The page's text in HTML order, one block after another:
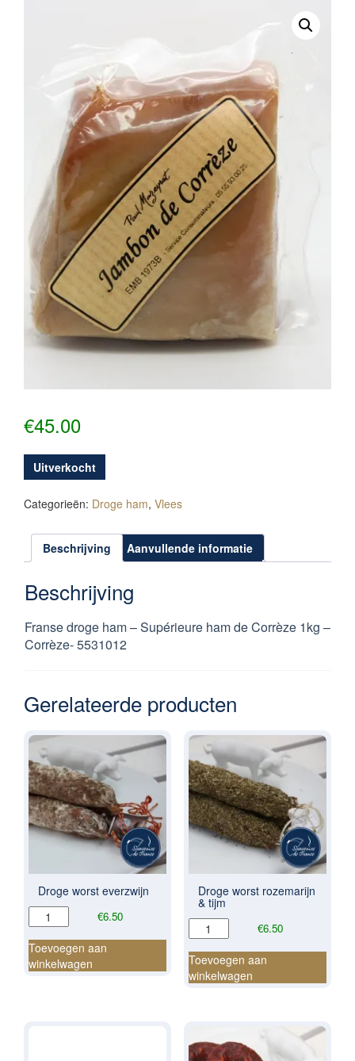
€45.00
Uitverkocht
Categorieën: Droge ham, Vlees
Beschrijving Aanvullende informatie
Beschrijving
Franse droge ham – Supérieure ham de Corrèze 1kg –
Corrèze- 5531012
Gerelateerde producten
Droge worst everzwijn
€6.50
Droge
worst
everzwijn
aantal
Toevoegen aan
winkelwagen
Droge worst rozemarijn
& tijm
€6.50
Droge
worst
rozemarijn
&
tijm
Toevoegen aan
winkelwagen